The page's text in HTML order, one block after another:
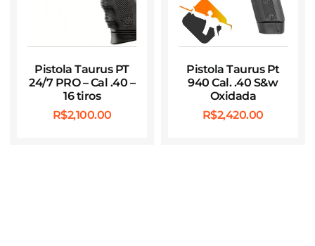
Pistola Taurus PT
24/7 PRO – Cal .40 –
16 tiros
R$2,100.00
Pistola Taurus Pt
940 Cal. .40 S&w
Oxidada
R$2,420.00